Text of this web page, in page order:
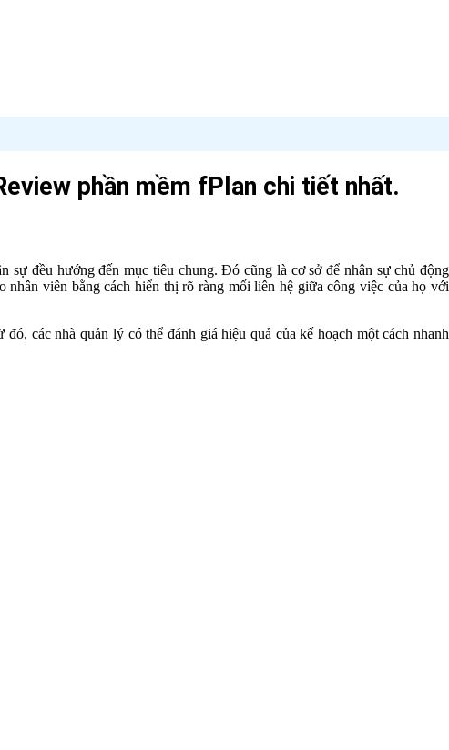
phần mềm fPlan chi tiết nhất.
sự đều hướng đến mục tiêu chung. Đó cũng là cơ sở để nhân sự chủ động
viên bằng cách hiển thị rõ ràng mối liên hệ giữa công việc của họ với
các nhà quản lý có thể đánh giá hiệu quả của kế hoạch một cách nhanh